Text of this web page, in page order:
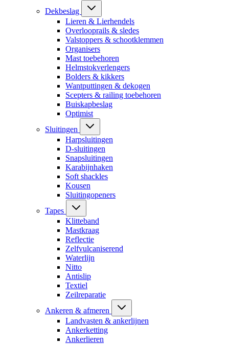
Dekbeslag
Lieren & Lierhendels
Overlooprails & sledes
Valstoppers & schootklemmen
Organisers
Mast toebehoren
Helmstokverlengers
Bolders & kikkers
Wantputtingen & dekogen
Scepters & railing toebehoren
Buiskapbeslag
Optimist
Sluitingen
Harpsluitingen
D-sluitingen
Snapsluitingen
Karabijnhaken
Soft shackles
Kousen
Sluitingopeners
Tapes
Klitteband
Mastkraag
Reflectie
Zelfvulcaniserend
Waterlijn
Nitto
Antislip
Textiel
Zeilreparatie
Ankeren & afmeren
Landvasten & ankerlijnen
Ankerketting
Ankerlieren